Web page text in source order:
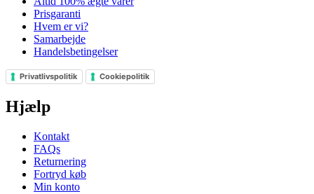
Prisgaranti
Hvem er vi?
Samarbejde
Handelsbetingelser
Privatlivspolitik Cookiepolitik
Hjælp
Kontakt
FAQs
Returnering
Fortryd køb
Min konto